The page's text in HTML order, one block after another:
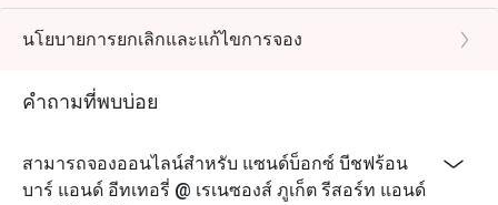
Thursday: 12:00-23:00
Friday: 12:00-23:00
Sunday: 12:00-23:00
นโยบายการยกเลิกและแก้ไขการจอง
คำถามที่พบบ่อย
สามารถจองออนไลน์สำหรับ แซนด์บ็อกซ์ บีชฟร้อน
บาร์ แอนด์ อีทเทอรี่ @ เรเนซองส์ ภูเก็ต รีสอร์ท แอนด์